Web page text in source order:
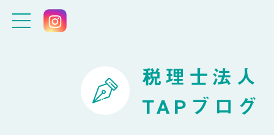
税理士法人
TAPブログ